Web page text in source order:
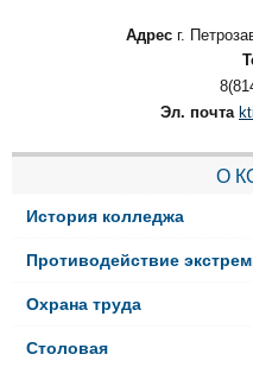
Адрес г.
Эл. почта
О
История колледжа
Противодействие
Охрана труда
Столовая